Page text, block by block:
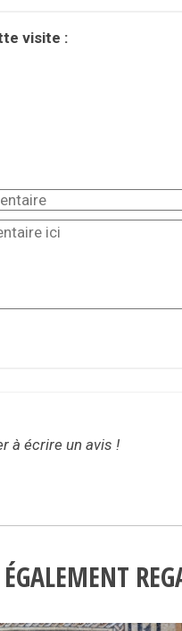
visite :
à écrire un avis !